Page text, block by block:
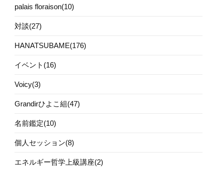
palais floraison(10)
対談(27)
HANATSUBAME(176)
イベント(16)
Voicy(3)
Grandirひよこ組(47)
名前鑑定(10)
個人セッション(8)
エネルギー哲学上級講座(2)